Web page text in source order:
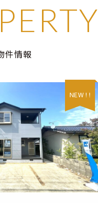
件情報
NEW ! !